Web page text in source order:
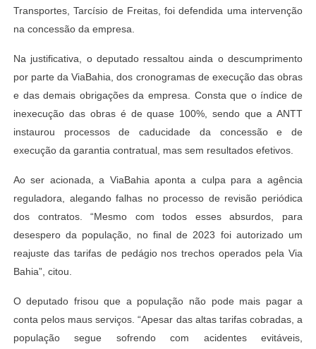
Transportes, Tarcísio de Freitas, foi defendida uma intervenção
na concessão da empresa.
Na justificativa, o deputado ressaltou ainda o descumprimento
por parte da ViaBahia, dos cronogramas de execução das obras
e das demais obrigações da empresa. Consta que o índice de
inexecução das obras é de quase 100%, sendo que a ANTT
instaurou processos de caducidade da concessão e de
execução da garantia contratual, mas sem resultados efetivos.
Ao ser acionada, a ViaBahia aponta a culpa para a agência
reguladora, alegando falhas no processo de revisão periódica
dos contratos. “Mesmo com todos esses absurdos, para
desespero da população, no final de 2023 foi autorizado um
reajuste das tarifas de pedágio nos trechos operados pela Via
Bahia”, citou.
O deputado frisou que a população não pode mais pagar a
conta pelos maus serviços. “Apesar das altas tarifas cobradas, a
população segue sofrendo com acidentes evitáveis,